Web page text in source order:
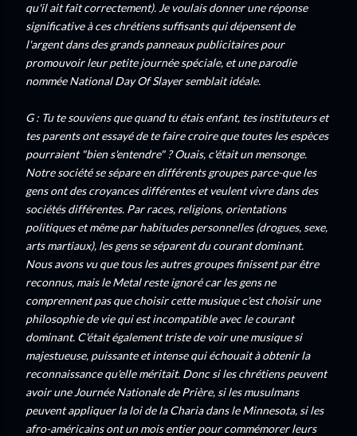
qu'il ait fait correctement). Je voulais donner une réponse
significative à ces chrétiens suffisants qui dépensent de
l'argent dans des grands panneaux publicitaires pour
promouvoir leur petite journée spéciale, et une parodie
nommée National Day Of Slayer semblait idéale.
G : Tu te souviens que quand tu étais enfant, tes instituteurs et
tes parents ont essayé de te faire croire que toutes les espèces
pourraient "bien s'entendre" ? Ouais, c'était un mensonge.
Notre société se sépare en différents groupes parce-que les
gens ont des croyances différentes et veulent vivre dans des
sociétés différentes. Par races, religions, orientations
politiques et même par habitudes personnelles (drogues, sexe,
arts martiaux), les gens se séparent du courant dominant.
Nous avons vu que tous les autres groupes finissent par être
reconnus, mais le Metal reste ignoré car les gens ne
comprennent pas que choisir cette musique c'est choisir une
philosophie de vie qui est incompatible avec le courant
dominant. C'était également triste de voir une musique si
majestueuse, puissante et intense qui échouait à obtenir la
reconnaissance qu'elle méritait. Donc si les chrétiens peuvent
avoir une Journée Nationale de Prière, si les musulmans
peuvent appliquer la loi de la Charia dans le Minnesota, si les
afro-américains ont un mois entier pour commémorer leurs